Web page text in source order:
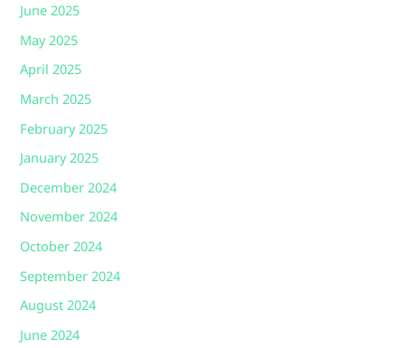
June 2025
May 2025
April 2025
March 2025
February 2025
January 2025
December 2024
November 2024
October 2024
September 2024
August 2024
June 2024